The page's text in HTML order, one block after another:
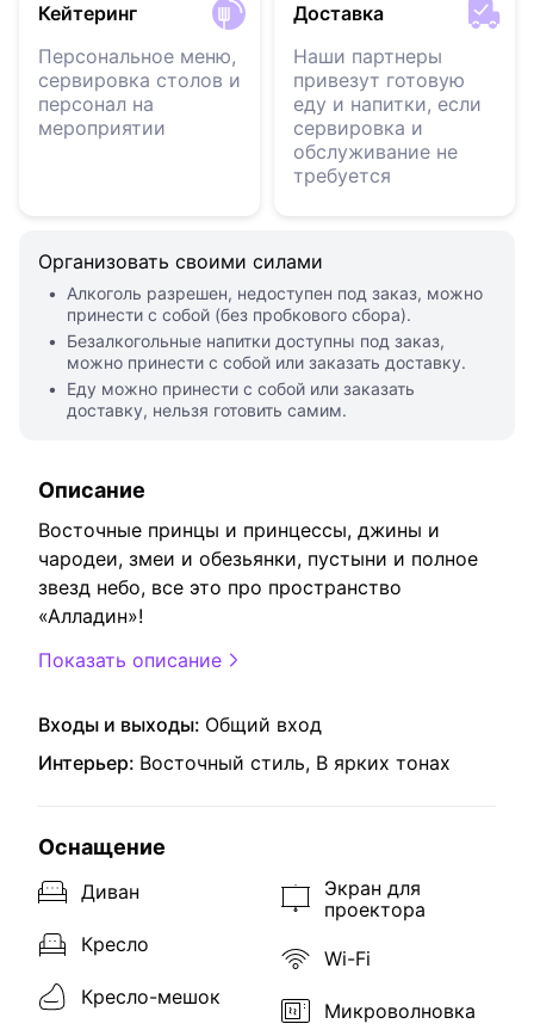
Кейтеринг
Персональное меню,
сервировка столов и
персонал на
мероприятии
Доставка
Наши партнеры
привезут готовую
еду и напитки, если
сервировка и
обслуживание не
требуется
Организовать своими силами
Алкоголь разрешен, недоступен под заказ, можно
принести с собой (без пробкового сбора).
Безалкогольные напитки доступны под заказ,
можно принести с собой или заказать доставку.
Еду можно принести с собой или заказать
доставку, нельзя готовить самим.
Описание
Восточные принцы и принцессы, джины и
чародеи, змеи и обезьянки, пустыни и полное
звезд небо, все это про пространство
«Алладин»!
Показать описание
Входы и выходы: Общий вход
Интерьер: Восточный стиль, В ярких тонах
Оснащение
Диван
Кресло
Кресло-мешок
Экран для
проектора
Wi-Fi
Микроволновка